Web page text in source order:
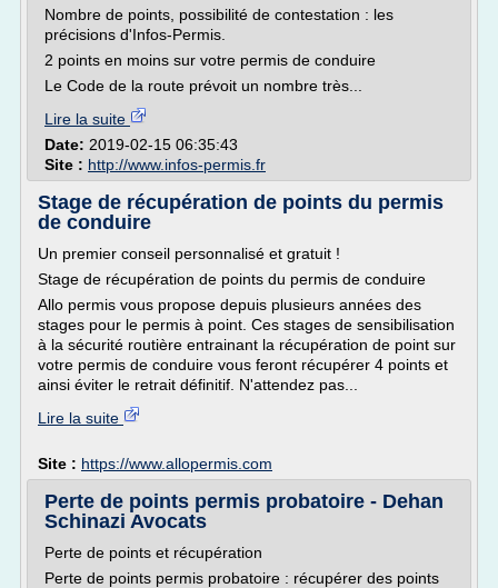
Nombre de points, possibilité de contestation : les
précisions d'Infos-Permis.
2 points en moins sur votre permis de conduire
Le Code de la route prévoit un nombre très...
Lire la suite
Date: 2019-02-15 06:35:43
Site : http://www.infos-permis.fr
Stage de récupération de points du permis
de conduire
Un premier conseil personnalisé et gratuit !
Stage de récupération de points du permis de conduire
Allo permis vous propose depuis plusieurs années des
stages pour le permis à point. Ces stages de sensibilisation
à la sécurité routière entrainant la récupération de point sur
votre permis de conduire vous feront récupérer 4 points et
ainsi éviter le retrait définitif. N'attendez pas...
Lire la suite
Site : https://www.allopermis.com
Perte de points permis probatoire - Dehan
Schinazi Avocats
Perte de points et récupération
Perte de points permis probatoire : récupérer des points